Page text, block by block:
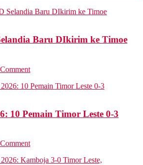
Baru DIkirim ke Timoe
10 Pemain Timor Leste 0-3